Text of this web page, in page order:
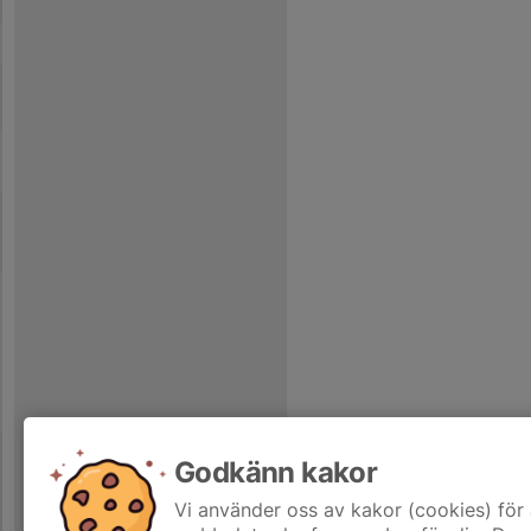
Godkänn kakor
Vi använder oss av kakor (cookies)